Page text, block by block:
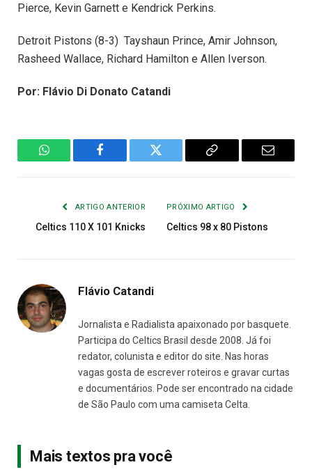
Pierce, Kevin Garnett e Kendrick Perkins.
Detroit Pistons (8-3) Tayshaun Prince, Amir Johnson,
Rasheed Wallace, Richard Hamilton e Allen Iverson.
Por: Flávio Di Donato Catandi
WhatsAppFacebook Twitter
Copiar
E-
ARTIGO ANTERIOR
Celtics 110 X 101 Knicks
PRÓXIMO ARTIGO
Celtics 98 x 80 Pistons
Flávio Catandi
Jornalista e Radialista apaixonado por basquete.
Participa do Celtics Brasil desde 2008. Já foi
redator, colunista e editor do site. Nas horas
vagas gosta de escrever roteiros e gravar curtas
e documentários. Pode ser encontrado na cidade
de São Paulo com uma camiseta Celta.
Mais textos pra você